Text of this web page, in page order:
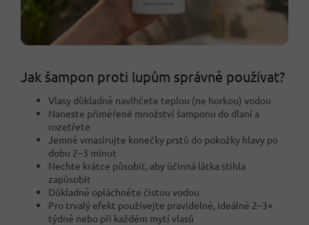
Jak šampon proti lupům správně používat?
Vlasy důkladně navlhčete teplou (ne horkou) vodou
Naneste přiměřené množství šamponu do dlaní a
rozetřete
Jemně vmasírujte konečky prstů do pokožky hlavy po
dobu 2–3 minut
Nechte krátce působit, aby účinná látka stihla
zapůsobit
Důkladně opláchněte čistou vodou
Pro trvalý efekt používejte pravidelně, ideálně 2–3×
týdně nebo při každém mytí vlasů